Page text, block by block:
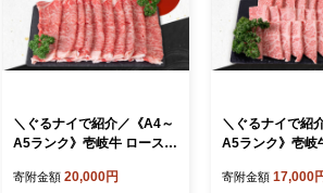
＼ぐるナイで紹介／《A4～
A5ランク》壱岐牛 ロース 3
ゃぶ） 《壱岐市》【壱岐市
寄附金額 20,000円
＼ぐるナイで紹
A5ランク》壱岐
岐市農業協同組
寄附金額 17,000